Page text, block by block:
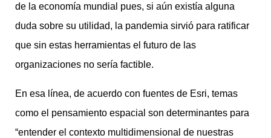
de la economía mundial pues, si aún existía alguna
duda sobre su utilidad, la pandemia sirvió para ratificar
que sin estas herramientas el futuro de las
organizaciones no sería factible.
En esa línea, de acuerdo con fuentes de Esri, temas
como el pensamiento espacial son determinantes para
“entender el contexto multidimensional de nuestras